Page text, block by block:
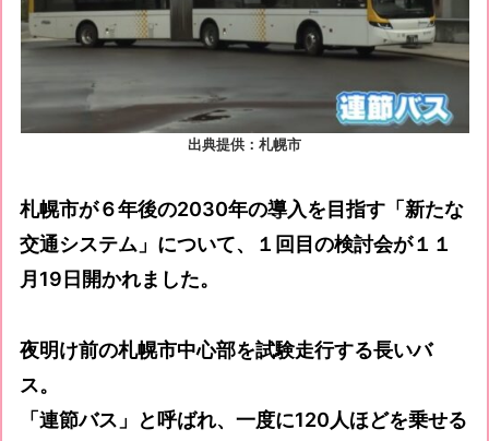
出典提供：札幌市
札幌市が６年後の2030年の導入を目指す「新たな
交通システム」について、１回目の検討会が１１
月19日開かれました。
夜明け前の札幌市中心部を試験走行する長いバ
ス。
「連節バス」と呼ばれ、一度に120人ほどを乗せる